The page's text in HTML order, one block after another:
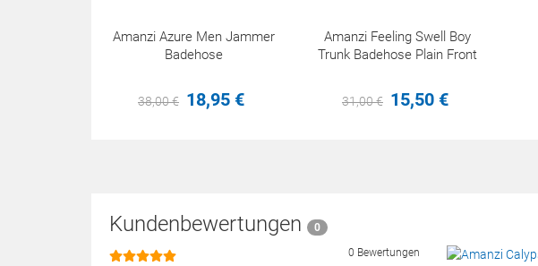
Amanzi Azure Men Jammer
Badehose
38,00€ 18,95 €
Amanzi Feeling Swell Boy
Trunk Badehose Plain Front
31,00€ 15,50 €
Kundenbewertungen
0
0 Bewertungen